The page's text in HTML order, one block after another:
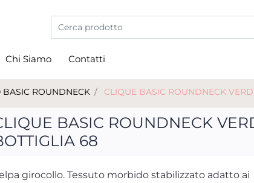
La modifica di un filtro aggiorna
Chi Siamo Contatti
BASIC ROUNDNECK CLIQUE BASIC ROUNDNECK
BASIC ROUNDNECK
68
girocollo. Tessuto morbido stabilizzato adatto ai